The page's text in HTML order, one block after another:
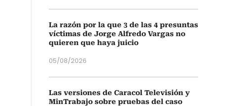
La razón por la que 3 de las 4 presuntas
víctimas de Jorge Alfredo Vargas no
quieren que haya juicio
05/08/2026
Las versiones de Caracol Televisión y
MinTrabajo sobre pruebas del caso